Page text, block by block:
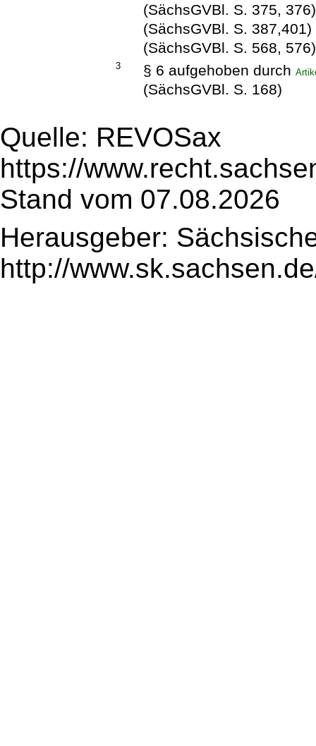
(SächsGVBl. S. 375,
(SächsGVBl. S.
(SächsGVBl. S. 568, 576)
3 § 6 aufgehoben durch
(SächsGVBl. S. 168)
Quelle: REVOSax
https://
Stand vom 07.08.2026
Herausgeber:
http://